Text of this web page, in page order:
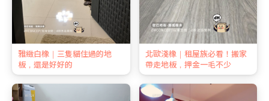
雅緻白橡｜三隻貓住過的地
板，還是好好的
北歐淺橡｜租屋族必看！搬家
帶走地板，押金一毛不少